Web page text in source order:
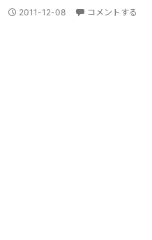
2011-12-08 コメントする